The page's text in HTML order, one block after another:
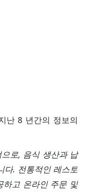
난 8 년간의 정보의
로, 음식 생산과 납
다. 전통적인 레스토
하고 온라인 주문 및